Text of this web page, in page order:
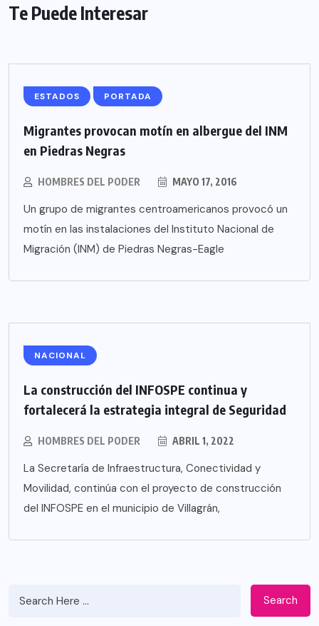
Te Puede Interesar
ESTADOS PORTADA
Migrantes provocan motín en albergue del INM
en Piedras Negras
HOMBRES DEL PODER MAYO 17, 2016
Un grupo de migrantes centroamericanos provocó un
motín en las instalaciones del Instituto Nacional de
Migración (INM) de Piedras Negras-Eagle
NACIONAL
La construcción del INFOSPE continua y
fortalecerá la estrategia integral de Seguridad
HOMBRES DEL PODER ABRIL 1, 2022
La Secretaría de Infraestructura, Conectividad y
Movilidad, continúa con el proyecto de construcción
del INFOSPE en el municipio de Villagrán,
Search